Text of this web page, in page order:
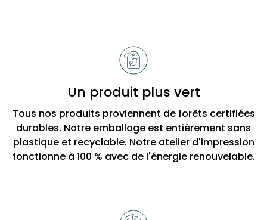
Un produit plus vert
Tous nos produits proviennent de forêts certifiées
durables. Notre emballage est entièrement sans
plastique et recyclable. Notre atelier d'impression
fonctionne à 100 % avec de l'énergie renouvelable.